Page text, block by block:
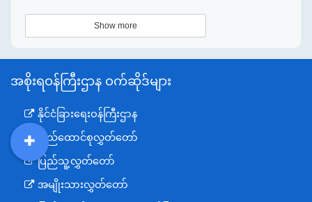
Show more
အစိုးရဝန်ကြီးဌာန ဝက်ဆိုဒ်များ
နိုင်ငံခြားရေးဝန်ကြီးဌာန
ပြည်ထောင်စုလွှတ်တော်
ပြည်သူ့လွှတ်တော်
အမျိုးသားလွှတ်တော်